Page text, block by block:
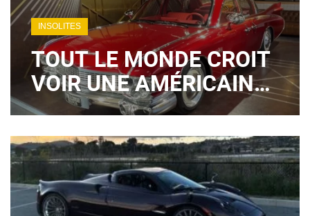
INSOLITES
TOUT LE MONDE CROIT
VOIR UNE AMÉRICAINE
DES ANNÉES 50… MAIS
ELLE EST CHINOISE ET
HYBRIDE